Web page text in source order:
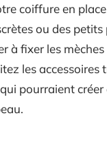
coiffure en
ou des petits
à fixer les mèches
les accessoires
pourraient créer